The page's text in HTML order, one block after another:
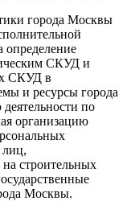
города Москвы
определение
СКУД и
СКУД в
и ресурсы города
по
организацию
лиц,
строительных
Москвы.